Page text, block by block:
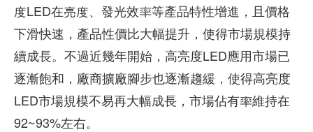
度LED在亮度、發光效率等產品特性增進，且價格
下滑快速，產品性價比大幅提升，使得市場規模持
續成長。不過近幾年開始，高亮度LED應用市場已
逐漸飽和，廠商擴廠腳步也逐漸趨緩，使得高亮度
LED市場規模不易再大幅成長，市場佔有率維持在
92~93%左右。